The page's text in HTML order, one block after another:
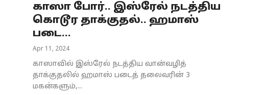
Tamilnadu
National
Astrology
காஸா போர்.. இஸ்ரேல் நடத்திய
கொடூர தாக்குதல்.. ஹமாஸ்
படை...
Apr 11, 2024
காஸாவில் இஸ்ரேல் நடத்திய வான்வழித்
தாக்குதலில் ஹமாஸ் படைத் தலைவரின் 3
மகன்களும்,...